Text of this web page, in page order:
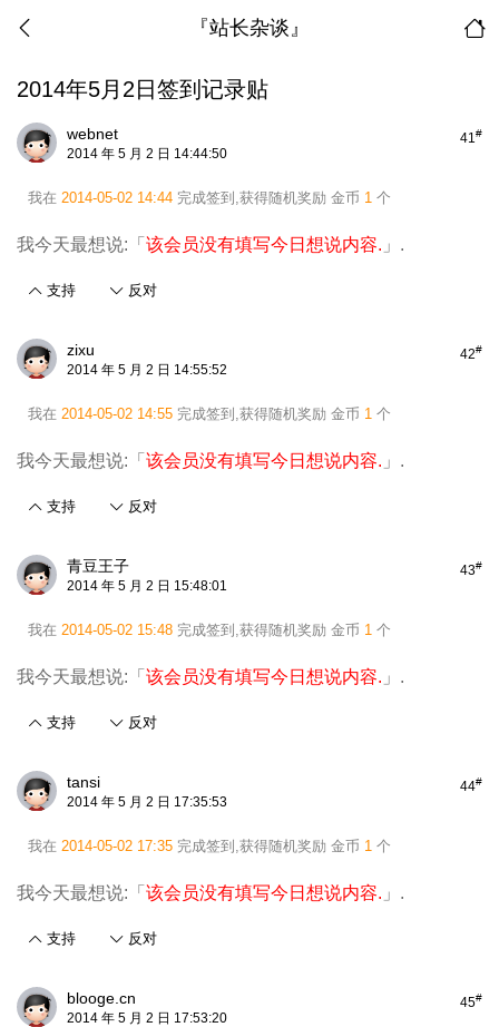
『站长杂谈』
2014年5月2日签到记录贴
41#
webnet
2014 年 5 月 2 日 14:44:50
我在 2014-05-02 14:44 完成签到,获得随机奖励 金币 1 个
我今天最想说:「 该会员没有填写今日想说内容. 」.
支持 反对
42#
zixu
2014 年 5 月 2 日 14:55:52
我在 2014-05-02 14:55 完成签到,获得随机奖励 金币 1 个
我今天最想说:「 该会员没有填写今日想说内容. 」.
支持 反对
43#
青豆王子
2014 年 5 月 2 日 15:48:01
我在 2014-05-02 15:48 完成签到,获得随机奖励 金币 1 个
我今天最想说:「 该会员没有填写今日想说内容. 」.
支持 反对
44#
tansi
2014 年 5 月 2 日 17:35:53
我在 2014-05-02 17:35 完成签到,获得随机奖励 金币 1 个
我今天最想说:「 该会员没有填写今日想说内容. 」.
支持 反对
45#
blooge.cn
2014 年 5 月 2 日 17:53:20